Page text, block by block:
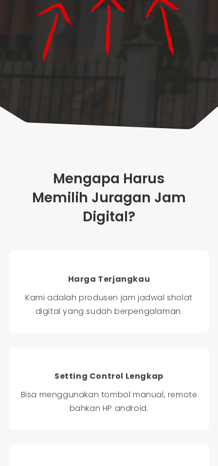
Mengapa Harus
Memilih Juragan Jam
Digital?
Harga Terjangkau
Kami adalah produsen jam jadwal sholat
digital yang sudah berpengalaman.
Setting Control Lengkap
Bisa menggunakan tombol manual, remote
bahkan HP android.